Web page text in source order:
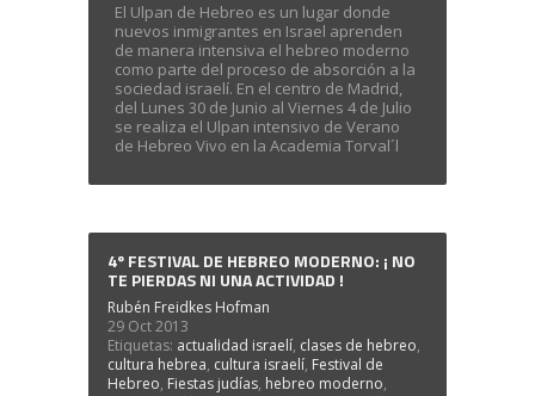
El Ulpan de Hebreo es un lugar donde
nuevos inmigrantes en Israel aprenden
de manera intensiva el hebreo moderno
como parte del proceso de absorción a la
sociedad israelí. En el centro de Madrid,
del Lunes 30 de Junio al Viernes 4 de Julio
se realiza el Ulpan intensivo de Verano
de Hebreo Vivo en la Academia Torval´l
4º FESTIVAL DE HEBREO MODERNO: ¡ NO
TE PIERDAS NI UNA ACTIVIDAD !
Rubén Freidkes Hofman
29 Oct 2013
Etiquetas: actualidad israelí, clases de hebreo,
cultura hebrea, cultura israelí, Festival de
Hebreo, Fiestas judías, hebreo moderno,